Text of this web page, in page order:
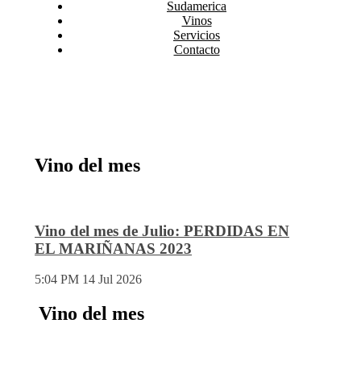
Sudamerica
Vinos
Servicios
Contacto
Vino del mes
Vino del mes de Julio: PERDIDAS EN
EL MARIÑANAS 2023
5:04 PM 14 Jul 2026
Vino del mes